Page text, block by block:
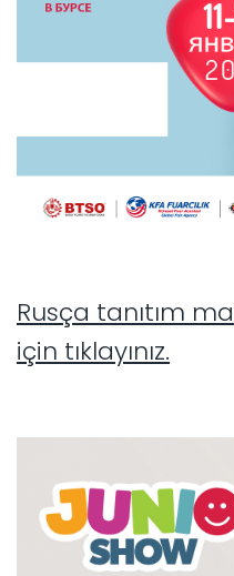
Rusça tanıtım
için tıklayınız.